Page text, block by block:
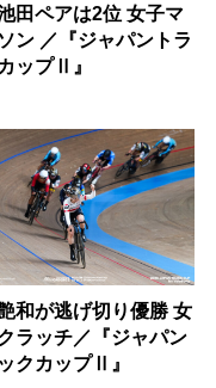
田ペアは2位 女子マ
ン ／『ジャパントラ
ップⅡ』
和が逃げ切り優勝 女
ラッチ／『ジャパン
クカップⅡ』